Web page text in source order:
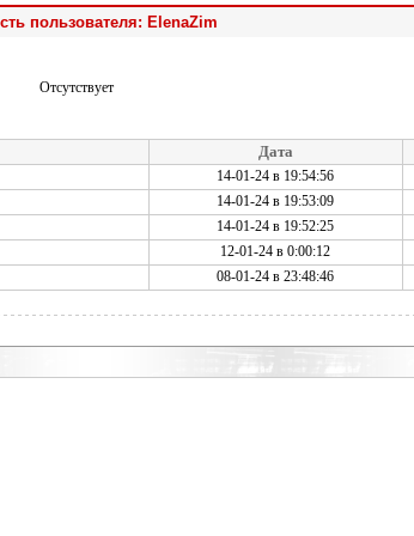
пользователя: ElenaZim
Отсутствует
Дата
14-01-24 в 19:54:56
14-01-24 в 19:53:09
14-01-24 в 19:52:25
12-01-24 в 0:00:12
08-01-24 в 23:48:46